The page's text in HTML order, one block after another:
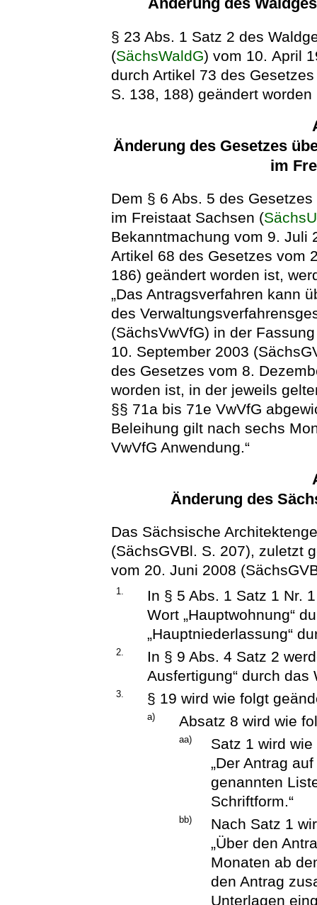
§ 23 Abs. 1 Satz 2 des
(SächsWaldG) vom 10. April
durch Artikel 73 des
S. 138, 188) geändert
Änderung des Gesetzes
im
Dem § 6 Abs. 5 des
im Freistaat Sachsen (
Bekanntmachung vom 9. Juli
Artikel 68 des Gesetzes vom
186) geändert worden ist,
„Das Antragsverfahren kann
des
(SächsVwVfG) in der
10. September 2003
des Gesetzes vom 8.
worden ist, in der jeweils
§§ 71a bis 71e VwVfG
Beleihung gilt nach sechs
VwVfG Anwendung.“
Änderung des
Das Sächsische
(SächsGVBl. S. 207), zuletzt
vom 20. Juni 2008
1.
In § 5 Abs. 1 Satz 1 Nr.
Wort „Hauptwohnung“
„Hauptniederlassung“
2.
In § 9 Abs. 4 Satz 2
Ausfertigung“ durch das
3. § 19 wird wie folgt
a) Absatz 8 wird wie
aa)
Satz 1 wird
„Der Antrag
genannten
Schriftform.“
bb)
Nach Satz 1
„Über den
Monaten ab
den Antrag
Unterlagen